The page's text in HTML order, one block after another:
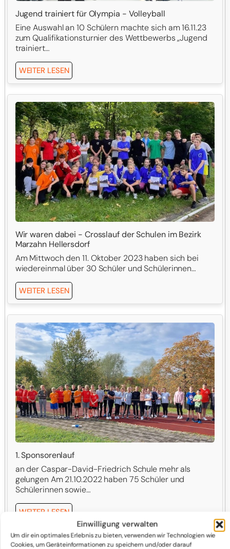
Einwilligung verwalten
Um dir ein optimales Erlebnis zu bieten, verwenden wir Technologien wie
Cookies, um Geräteinformationen zu speichern und/oder darauf
Jugend trainiert für Olympia - Volleyball
Eine Auswahl an 10 Schülern machte sich am 16.11.23
zum Qualifikationsturnier des Wettbewerbs „Jugend
trainiert…
WEITER LESEN
Wir waren dabei - Crosslauf der Schulen im Bezirk
Marzahn Hellersdorf
Am Mittwoch den 11. Oktober 2023 haben sich bei
wiedereinmal über 30 Schüler und Schülerinnen…
WEITER LESEN
1. Sponsorenlauf
an der Caspar-David-Friedrich Schule mehr als
gelungen Am 21.10.2022 haben 75 Schüler und
Schülerinnen sowie…
WEITER LESEN